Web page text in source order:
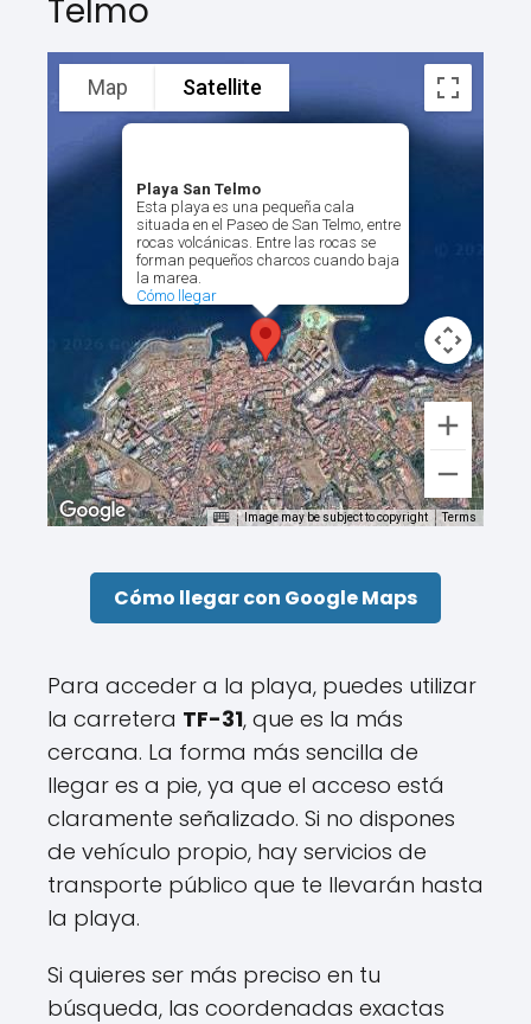
Telmo
Playa San Telmo
Esta playa es una pequeña cala
situada en el Paseo de San Telmo, entre
rocas volcánicas. Entre las rocas se
forman pequeños charcos cuando baja
la marea.
Cómo llegar
Map Satellite
Image may be subject to copyright Terms
Cómo llegar con Google Maps
Para acceder a la playa, puedes utilizar
la carretera TF-31, que es la más
cercana. La forma más sencilla de
llegar es a pie, ya que el acceso está
claramente señalizado. Si no dispones
de vehículo propio, hay servicios de
transporte público que te llevarán hasta
la playa.
Si quieres ser más preciso en tu
búsqueda, las coordenadas exactas